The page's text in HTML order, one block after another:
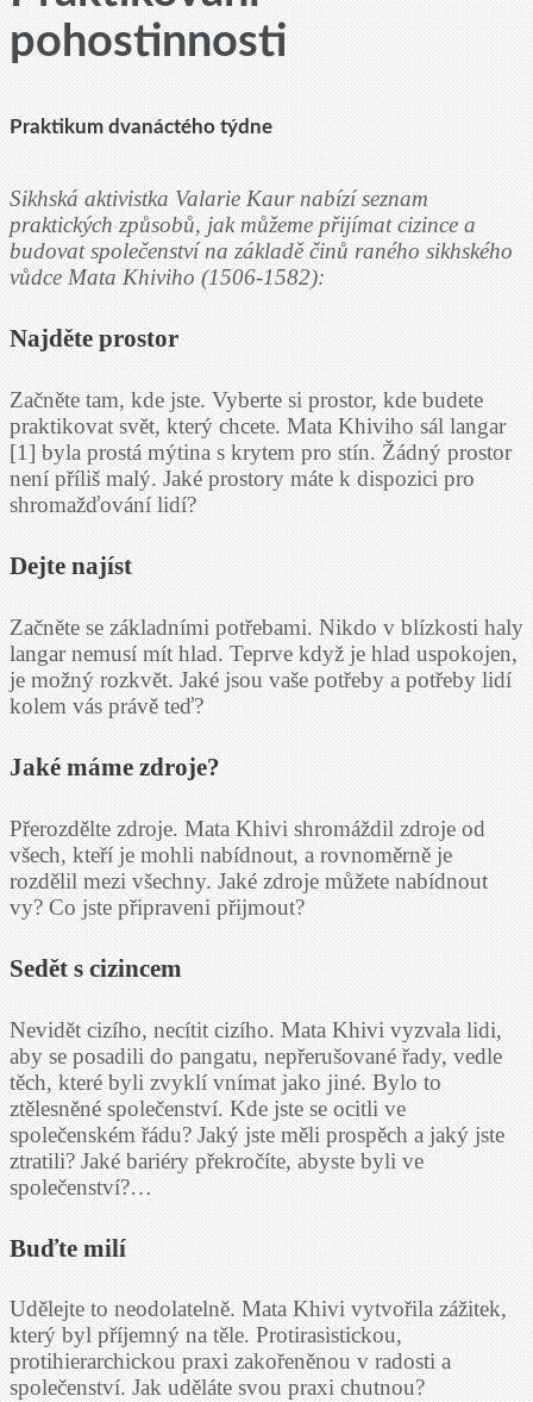
pohostinnosti
Praktikum dvanáctého týdne
Sikhská aktivistka Valarie Kaur nabízí seznam
praktických způsobů, jak můžeme přijímat cizince a
budovat společenství na základě činů raného sikhského
vůdce Mata Khiviho (1506-1582):
Najděte prostor
Začněte tam, kde jste. Vyberte si prostor, kde budete
praktikovat svět, který chcete. Mata Khiviho sál langar
[1] byla prostá mýtina s krytem pro stín. Žádný prostor
není příliš malý. Jaké prostory máte k dispozici pro
shromažďování lidí?
Dejte najíst
Začněte se základními potřebami. Nikdo v blízkosti haly
langar nemusí mít hlad. Teprve když je hlad uspokojen,
je možný rozkvět. Jaké jsou vaše potřeby a potřeby lidí
kolem vás právě teď?
Jaké máme zdroje?
Přerozdělte zdroje. Mata Khivi shromáždil zdroje od
všech, kteří je mohli nabídnout, a rovnoměrně je
rozdělil mezi všechny. Jaké zdroje můžete nabídnout
vy? Co jste připraveni přijmout?
Sedět s cizincem
Nevidět cizího, necítit cizího. Mata Khivi vyzvala lidi,
aby se posadili do pangatu, nepřerušované řady, vedle
těch, které byli zvyklí vnímat jako jiné. Bylo to
ztělesněné společenství. Kde jste se ocitli ve
společenském řádu? Jaký jste měli prospěch a jaký jste
ztratili? Jaké bariéry překročíte, abyste byli ve
společenství?…
Buďte milí
Udělejte to neodolatelně. Mata Khivi vytvořila zážitek,
který byl příjemný na těle. Protirasistickou,
protihierarchickou praxi zakořeněnou v radosti a
společenství. Jak uděláte svou praxi chutnou?